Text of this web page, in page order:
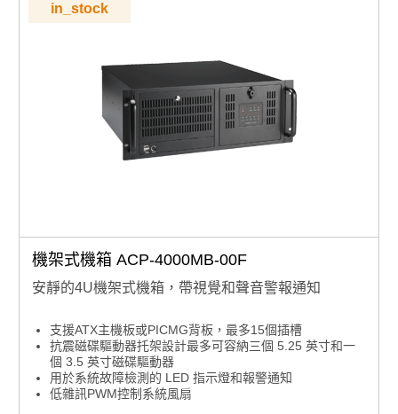
in_stock
機架式機箱 ACP-4000MB-00F
安靜的4U機架式機箱，帶視覺和聲音警報通知
支援ATX主機板或PICMG背板，最多15個插槽
抗震磁碟驅動器托架設計最多可容納三個 5.25 英寸和一
個 3.5 英寸磁碟驅動器
用於系統故障檢測的 LED 指示燈和報警通知
低雜訊PWM控制系統風扇